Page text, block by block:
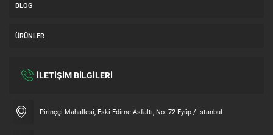
BLOG
ÜRÜNLER
İLETİŞİM BİLGİLERİ
Pirinççi Mahallesi, Eski Edirne Asfaltı, No: 72 Eyüp / İstanbul